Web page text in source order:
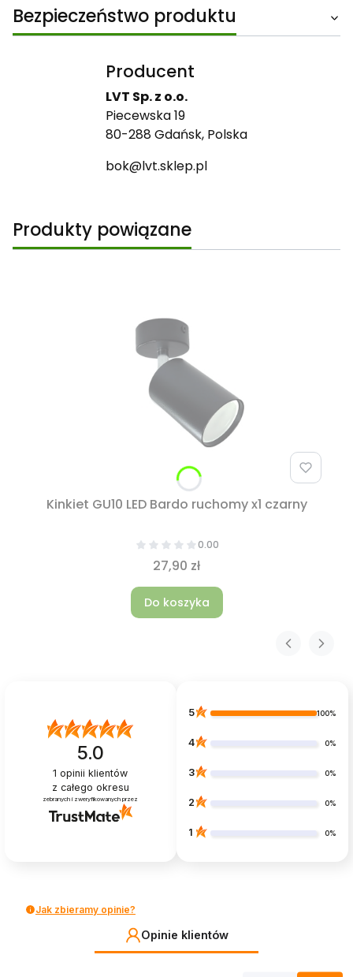
Bezpieczeństwo produktu
Producent
LVT Sp. z o.o.
Piecewska 19
80-288 Gdańsk, Polska
bok@lvt.sklep.pl
Produkty powiązane
Kinkiet GU10 LED Bardo ruchomy x1 czarny
0.00
27,90 zł
Do koszyka
5.0
1 opinii klientów
z całego okresu
zebranych i zweryfikowanych przez
5 100%
4 0%
3 0%
2 0%
1 0%
Jak zbieramy opinie?
Opinie klientów